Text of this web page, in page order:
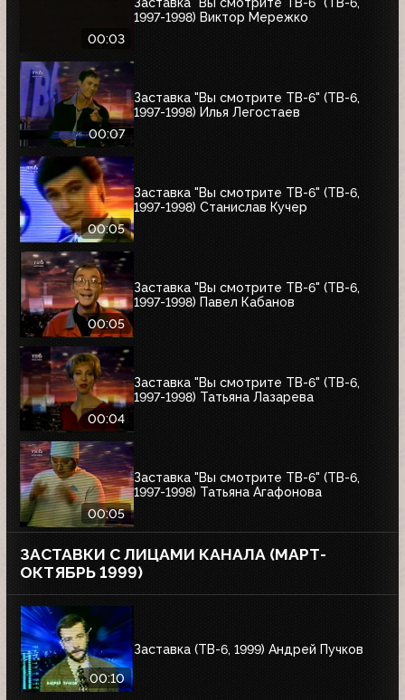
00:03
1997-1998) Виктор Мережко
00:07
Заставка "Вы смотрите ТВ-6" (ТВ-6,
1997-1998) Илья Легостаев
00:05
Заставка "Вы смотрите ТВ-6" (ТВ-6,
1997-1998) Станислав Кучер
00:05
Заставка "Вы смотрите ТВ-6" (ТВ-6,
1997-1998) Павел Кабанов
00:04
Заставка "Вы смотрите ТВ-6" (ТВ-6,
1997-1998) Татьяна Лазарева
00:05
Заставка "Вы смотрите ТВ-6" (ТВ-6,
1997-1998) Татьяна Агафонова
ЗАСТАВКИ С ЛИЦАМИ КАНАЛА (МАРТ-
ОКТЯБРЬ 1999)
00:10
Заставка (ТВ-6, 1999) Андрей Пучков